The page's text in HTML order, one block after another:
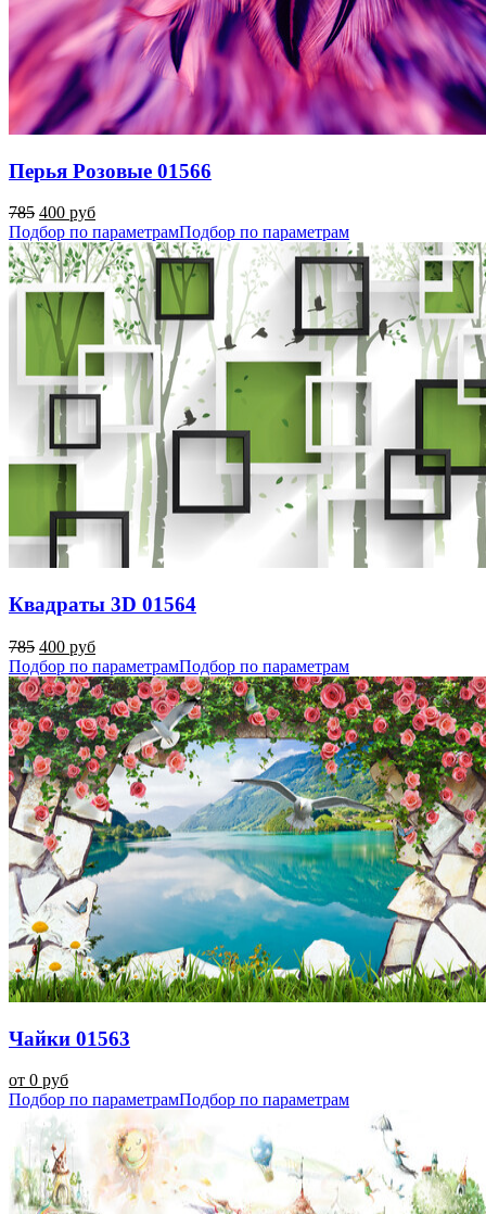
Перья Розовые 01566
785 400 руб
Подбор по параметрамПодбор по параметрам
Квадраты 3D 01564
785 400 руб
Подбор по параметрамПодбор по параметрам
Чайки 01563
от 0 руб
Подбор по параметрамПодбор по параметрам